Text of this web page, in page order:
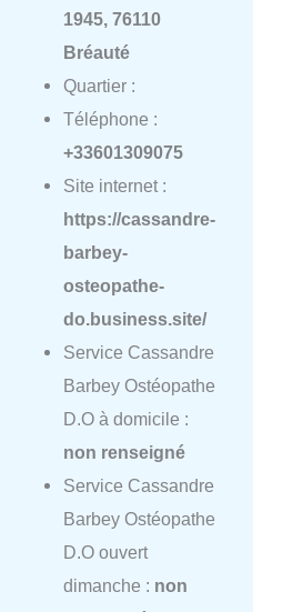
1945, 76110
Bréauté
Quartier :
Téléphone :
+33601309075
Site internet :
https://cassandre-
barbey-
osteopathe-
do.business.site/
Service Cassandre
Barbey Ostéopathe
D.O à domicile :
non renseigné
Service Cassandre
Barbey Ostéopathe
D.O ouvert
dimanche : non